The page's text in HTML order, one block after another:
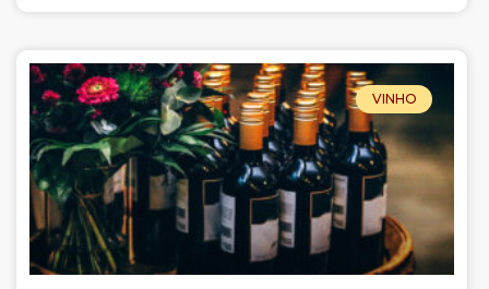
VINHO